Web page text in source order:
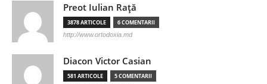
Preot Iulian Raţă
3878 ARTICOLE 6 COMENTARII
http://www.ortodoxia.md
Diacon Victor Casian
581 ARTICOLE 5 COMENTARII